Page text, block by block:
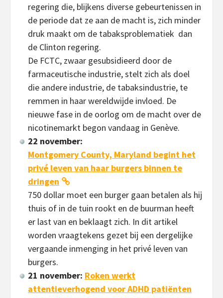
regering die, blijkens diverse gebeurtenissen in
de periode dat ze aan de macht is, zich minder
druk maakt om de tabaksproblematiek dan
de Clinton regering.
De FCTC, zwaar gesubsidieerd door de
farmaceutische industrie, stelt zich als doel
die andere industrie, de tabaksindustrie, te
remmen in haar wereldwijde invloed. De
nieuwe fase in de oorlog om de macht over de
nicotinemarkt begon vandaag in Genève.
22 november:
Montgomery County, Maryland begint het
privé leven van haar burgers binnen te
dringen
750 dollar moet een burger gaan betalen als hij
thuis of in de tuin rookt en de buurman heeft
er last van en beklaagt zich. In dit artikel
worden vraagtekens gezet bij een dergelijke
vergaande inmenging in het privé leven van
burgers.
21 november: Roken werkt
attentieverhogend voor ADHD patiënten